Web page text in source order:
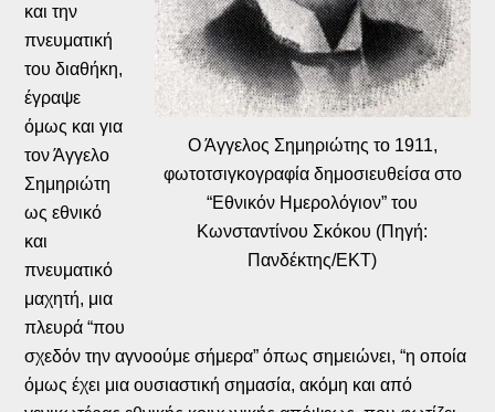
Ο Άγγελος Σημηριώτης το 1911,
φωτοτσιγκογραφία δημοσιευθείσα στο
“Εθνικόν Ημερολόγιον” του
Κωνσταντίνου Σκόκου (Πηγή:
Πανδέκτης/ΕΚΤ)
και την
πνευματική
του διαθήκη,
έγραψε
όμως και για
τον Άγγελο
Σημηριώτη
ως εθνικό
και
πνευματικό
μαχητή, μια
πλευρά “που
σχεδόν την αγνοούμε σήμερα” όπως σημειώνει, “η οποία
όμως έχει μια ουσιαστική σημασία, ακόμη και από